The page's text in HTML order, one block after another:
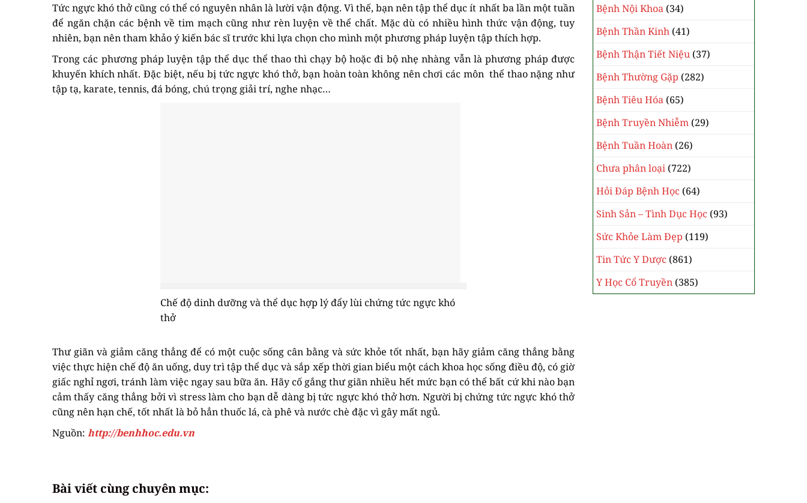
Tức ngực khó thở cũng có thể có nguyên nhân là lười vận động. Vì thế, bạn nên tập thể dục ít nhất ba lần một tuần
để ngăn chặn các bệnh về tim mạch cũng như rèn luyện về thể chất. Mặc dù có nhiều hình thức vận động, tuy
nhiên, bạn nên tham khảo ý kiến bác sĩ trước khi lựa chọn cho mình một phương pháp luyện tập thích hợp.
Trong các phương pháp luyện tập thể dục thể thao thì chạy bộ hoặc đi bộ nhẹ nhàng vẫn là phương pháp được
khuyến khích nhất. Đặc biệt, nếu bị tức ngực khó thở, bạn hoàn toàn không nên chơi các môn thể thao nặng như
tập tạ, karate, tennis, đá bóng, chú trọng giải trí, nghe nhạc…
Chế độ dinh dưỡng và thể dục hợp lý đẩy lùi chứng tức ngực khó
thở
Thư giãn và giảm căng thẳng để có một cuộc sống cân bằng và sức khỏe tốt nhất, bạn hãy giảm căng thẳng bằng
việc thực hiện chế độ ăn uống, duy trì tập thể dục và sắp xếp thời gian biểu một cách khoa học sống điều độ, có giờ
giấc nghỉ ngơi, tránh làm việc ngay sau bữa ăn. Hãy cố gắng thư giãn nhiều hết mức bạn có thể bất cứ khi nào bạn
cảm thấy căng thẳng bởi vì stress làm cho bạn dễ dàng bị tức ngực khó thở hơn. Người bị chứng tức ngực khó thở
cũng nên hạn chế, tốt nhất là bỏ hẳn thuốc lá, cà phê và nước chè đặc vì gây mất ngủ.
Nguồn: http://benhhoc.edu.vn
Bài viết cùng chuyên mục:
Bệnh Nội Khoa (34)
Bệnh Thần Kinh (41)
Bệnh Thận Tiết Niệu (37)
Bệnh Thường Gặp (282)
Bệnh Tiêu Hóa (65)
Bệnh Truyền Nhiễm (29)
Bệnh Tuần Hoàn (26)
Chưa phân loại (722)
Hỏi Đáp Bệnh Học (64)
Sinh Sản – Tình Dục Học (93)
Sức Khỏe Làm Đẹp (119)
Tin Tức Y Dược (861)
Y Học Cổ Truyền (385)